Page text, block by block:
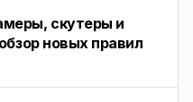
скутеры и
новых правил